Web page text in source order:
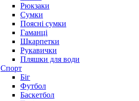
Рюкзаки
Сумки
Поясні сумки
Гаманці
Шкарпетки
Рукавички
Пляшки для води
Спорт
Біг
Футбол
Баскетбол